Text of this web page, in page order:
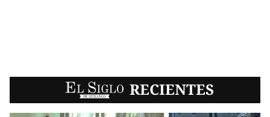
EL SIGLO RECIENTES